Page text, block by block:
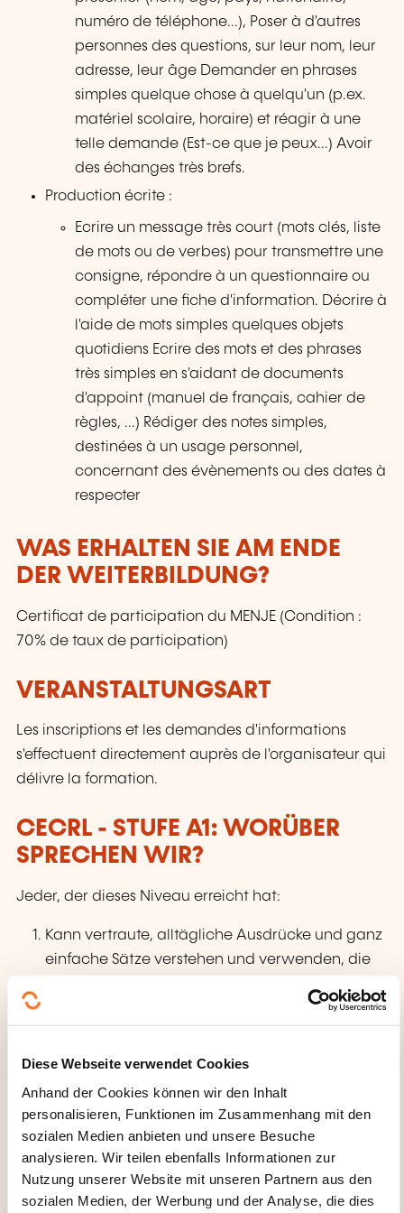
Diese Webseite verwendet Cookies
Anhand der Cookies können wir den Inhalt
personalisieren, Funktionen im Zusammenhang mit den
sozialen Medien anbieten und unsere Besuche
analysieren. Wir teilen ebenfalls Informationen zur
Nutzung unserer Website mit unseren Partnern aus den
sozialen Medien, der Werbung und der Analyse, die dies
numéro de téléphone...), Poser à d'autres
personnes des questions, sur leur nom, leur
adresse, leur âge Demander en phrases
simples quelque chose à quelqu'un (p.ex.
matériel scolaire, horaire) et réagir à une
telle demande (Est-ce que je peux...) Avoir
des échanges très brefs.
Production écrite :
Ecrire un message très court (mots clés, liste
de mots ou de verbes) pour transmettre une
consigne, répondre à un questionnaire ou
compléter une fiche d'information. Décrire à
l'aide de mots simples quelques objets
quotidiens Ecrire des mots et des phrases
très simples en s'aidant de documents
d'appoint (manuel de français, cahier de
règles, ...) Rédiger des notes simples,
destinées à un usage personnel,
concernant des évènements ou des dates à
respecter
WAS ERHALTEN SIE AM ENDE
DER WEITERBILDUNG?
Certificat de participation du MENJE (Condition :
70% de taux de participation)
VERANSTALTUNGSART
Les inscriptions et les demandes d'informations
s'effectuent directement auprès de l'organisateur qui
délivre la formation.
CECRL - STUFE A1: WORÜBER
SPRECHEN WIR?
Jeder, der dieses Niveau erreicht hat:
Kann vertraute, alltägliche Ausdrücke und ganz
einfache Sätze verstehen und verwenden, die
Leuten Fragen zu ihrer Person stellen – z. B., wo
sie wohnen, was für Leute sie kennen
oder was für Dinge sie haben – und kann auf
Fragen dieser Art Antwort geben. Kann sich auf
einfache Art verständigen, wenn die
Gesprächspartnerinnen oder Gesprächspartner